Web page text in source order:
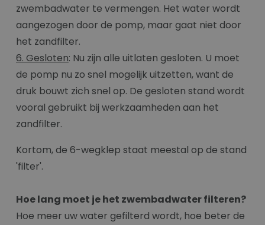
zwembadwater te vermengen. Het water wordt
aangezogen door de pomp, maar gaat niet door
het zandfilter.
6. Gesloten: Nu zijn alle uitlaten gesloten. U moet
de pomp nu zo snel mogelijk uitzetten, want de
druk bouwt zich snel op. De gesloten stand wordt
vooral gebruikt bij werkzaamheden aan het
zandfilter.
Kortom, de 6-wegklep staat meestal op de stand
'filter'.
Hoe lang moet je het zwembadwater filteren?
Hoe meer uw water gefilterd wordt, hoe beter de